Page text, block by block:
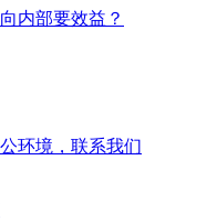
内部要效益？
环境，联系我们